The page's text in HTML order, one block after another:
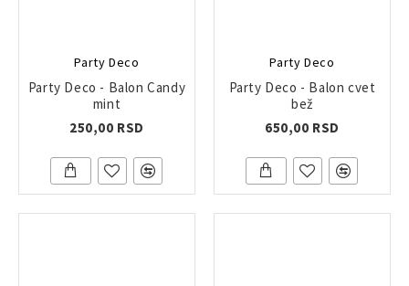
Party Deco
Party Deco - Balon Candy
mint
250,00 RSD
Party Deco
Party Deco - Balon cvet
bež
650,00 RSD